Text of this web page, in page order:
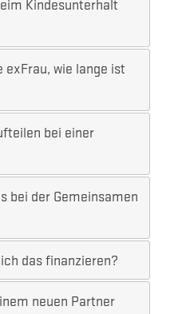
Kindesunterhalt
wie lange ist
bei einer
bei der Gemeinsamen
das finanzieren?
neuen Partner